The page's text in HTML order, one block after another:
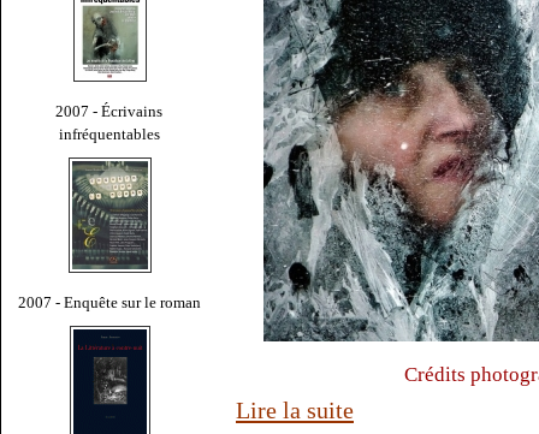
2007 - Écrivains
infréquentables
2007 - Enquête sur le roman
Crédits
Lire la suite